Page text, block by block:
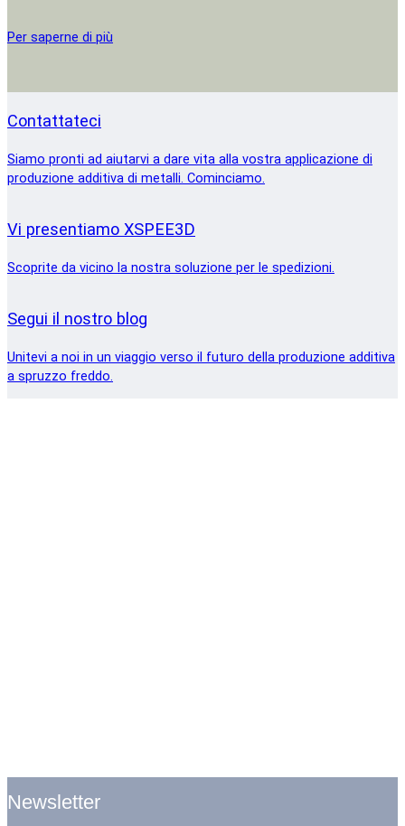
Per saperne di più
Contattateci
Siamo pronti ad aiutarvi a dare vita alla vostra applicazione di
produzione additiva di metalli. Cominciamo.
Vi presentiamo XSPEE3D
Scoprite da vicino la nostra soluzione per le spedizioni.
Segui il nostro blog
Unitevi a noi in un viaggio verso il futuro della produzione additiva
a spruzzo freddo.
Newsletter